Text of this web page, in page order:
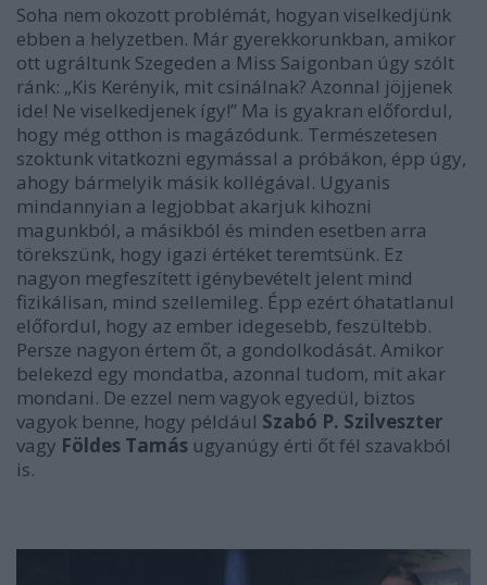
Soha nem okozott problémát, hogyan viselkedjünk
ebben a helyzetben. Már gyerekkorunkban, amikor
ott ugráltunk Szegeden a Miss Saigonban úgy szólt
ránk: „Kis Kerényik, mit csinálnak? Azonnal jöjjenek
ide! Ne viselkedjenek így!” Ma is gyakran előfordul,
hogy még otthon is magázódunk. Természetesen
szoktunk vitatkozni egymással a próbákon, épp úgy,
ahogy bármelyik másik kollégával. Ugyanis
mindannyian a legjobbat akarjuk kihozni
magunkból, a másikból és minden esetben arra
törekszünk, hogy igazi értéket teremtsünk. Ez
nagyon megfeszített igénybevételt jelent mind
fizikálisan, mind szellemileg. Épp ezért óhatatlanul
előfordul, hogy az ember idegesebb, feszültebb.
Persze nagyon értem őt, a gondolkodását. Amikor
belekezd egy mondatba, azonnal tudom, mit akar
mondani. De ezzel nem vagyok egyedül, biztos
vagyok benne, hogy például Szabó P. Szilveszter
vagy Földes Tamás ugyanúgy érti őt fél szavakból
is.